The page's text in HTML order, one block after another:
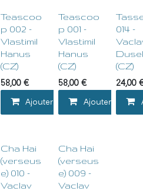
Teascoo
p 002 -
Vlastimil
Hanus
(CZ)
58,00€
Ajouter au panier
Teascoo
p 001 -
Vlastimil
Hanus
(CZ)
58,00€
Ajouter au
014 -
(CZ)
24,00
Cha Hai
(verseus
e) 010 -
Vaclav
Cha Hai
(verseus
e) 009 -
Vaclav